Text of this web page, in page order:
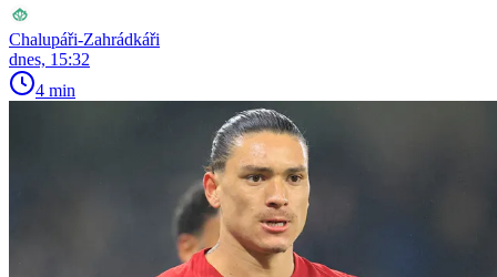
Chalupáři-Zahrádkáři
dnes, 15:32
4 min